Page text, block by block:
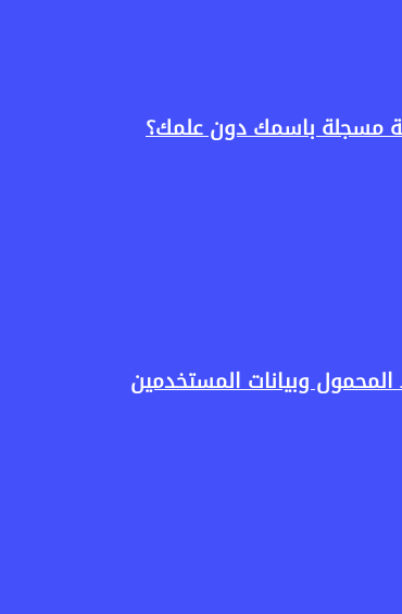
مسجلة باسمك دون علمك؟